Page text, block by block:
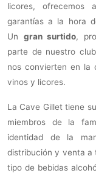
licores, ofrecemos
garantías a la hora
Un gran surtido,
parte de nuestro
nos convierten en la
vinos y licores.
La Cave Gillet tiene
miembros de la
identidad de la
distribución y venta a
tipo de bebidas